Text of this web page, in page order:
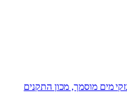
מים מוסמך, מכון התקנים